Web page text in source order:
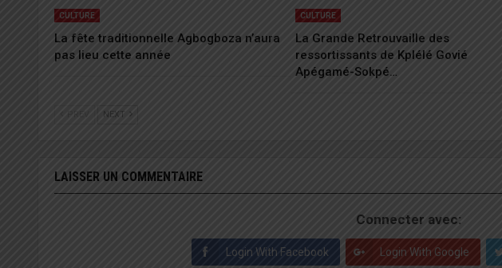
CULTURE
La fête traditionnelle Agbogboza n’aura
pas lieu cette année
CULTURE
La Grande Retrouvaille des
ressortissants de Kplélé Govié
Apégamé-Sokpé…
NEXT
LAISSER UN COMMENTAIRE
Connecter avec:
Login With Facebook Login With Google